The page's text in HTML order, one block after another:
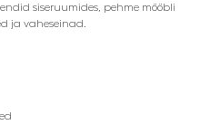
siseruumides, pehme mööbli
ja vaheseinad.